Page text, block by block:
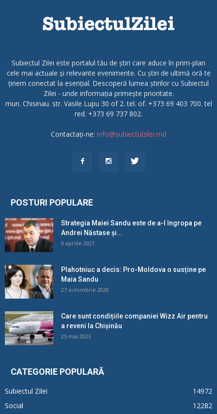
Subiectul Zilei este portalul tău de știri care aduce în prim-plan
cele mai actuale și relevante evenimente. Cu știri de ultimă oră te
ținem conectat la esențial. Descoperă lumea știrilor cu Subiectul
Zilei - unde informația primește prioritate.
mun. Chisinau. str. Vasile Lupu 30 of 2. tel. of. +373 69 403 700. tel
red. +373 69 737 802.
Contactați-ne: info@subiectulzilei.md
POSTURI POPULARE
Strategia Maiei Sandu este de a-l îngropa pe
Andrei Năstase și...
9 aprilie 2021
Plahotniuc a decis: Pro-Moldova o susține pe
Maia Sandu
27 octombrie 2020
Care sunt condițiile companiei Wizz Air pentru
a reveni la Chișinău
25 mai 2023
CATEGORIE POPULARĂ
Subiectul Zilei
14972
Social
12282